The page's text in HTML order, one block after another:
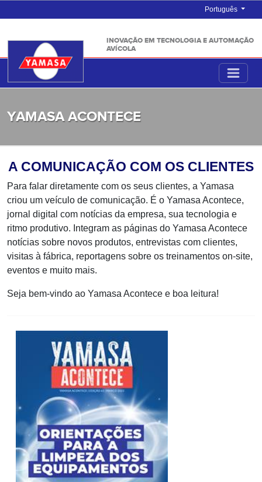
Português
INOVAÇÃO EM TECNOLOGIA E AUTOMAÇÃO
AVÍCOLA
YAMASA ACONTECE
A COMUNICAÇÃO COM OS CLIENTES
Para falar diretamente com os seus clientes, a Yamasa
criou um veículo de comunicação. É o Yamasa Acontece,
jornal digital com notícias da empresa, sua tecnologia e
ritmo produtivo. Integram as páginas do Yamasa Acontece
notícias sobre novos produtos, entrevistas com clientes,
visitas à fábrica, reportagens sobre os treinamentos on-site,
eventos e muito mais.
Seja bem-vindo ao Yamasa Acontece e boa leitura!